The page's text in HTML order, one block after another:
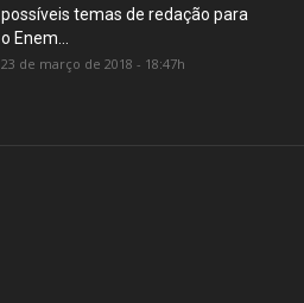
possíveis temas de redação para
o Enem...
23 de março de 2018 - 18:47h